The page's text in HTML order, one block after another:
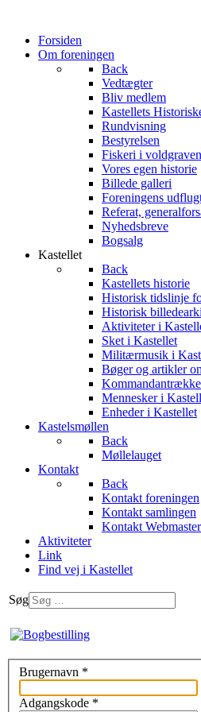
Forsiden
Om foreningen
Back
Vedtægter
Bliv medlem
Kastellets
Rundvisning
Bestyrelsen
Fiskeri i voldgraven
Vores egen historie
Billede galleri
Foreningens
Referat,
Nyhedsbreve
Bogsalg
Kastellet
Back
Kastellets historie
Historisk tidslinje
Historisk
Aktiviteter i
Sket i Kastellet
Militærmusik i
Bøger og artikler
Mennesker i
Enheder i Kastellet
Kastelsmøllen
Back
Møllelauget
Kontakt
Back
Kontakt foreningen
Kontakt samlingen
Kontakt Webmaster
Aktiviteter
Link
Find vej i Kastellet
Søg
Brugernavn *
Adgangskode *